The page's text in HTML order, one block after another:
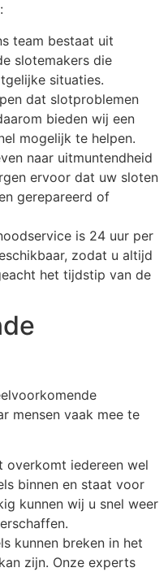
team bestaat uit
slotemakers die
situaties.
dat slotproblemen
bieden wij een
mogelijk te helpen.
naar uitmuntendheid
ervoor dat uw sloten
gerepareerd of
is 24 uur per
zodat u altijd
het tijdstip van de
mensen vaak mee te
overkomt iedereen wel
binnen en staat voor
kunnen wij u snel weer
kunnen breken in het
zijn. Onze experts